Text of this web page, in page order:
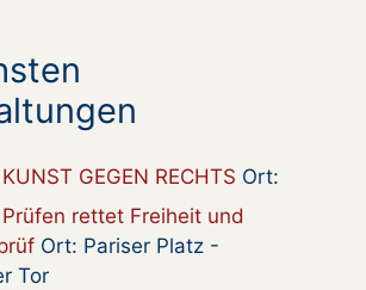
KUNST GEGEN RECHTS Ort:
Prüfen rettet Freiheit und
Ort: Pariser Platz -
Tor